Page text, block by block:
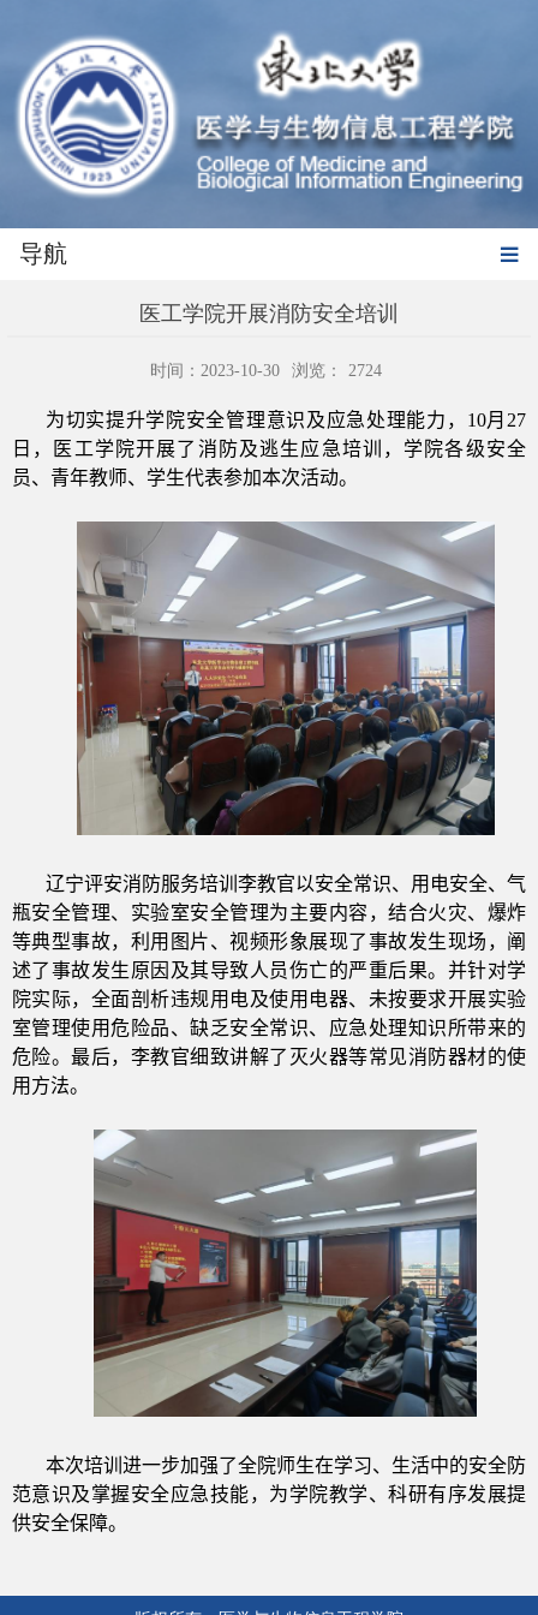
导航
医工学院开展消防安全培训
时间：2023-10-30 浏览： 2724
为切实提升学院安全管理意识及应急处理能力， 10月 27
日，医工学院开展了消防及逃生应急培训，学院各级安全
员、青年教师、学生代表参加本次活动。
辽宁评安消防服务培训李教官以安全常识、用电安全、气
瓶安全管理、实验室安全管理为主要内容，结合火灾、爆炸
等典型事故，利用图片、视频形象展现了事故发生现场，阐
述了事故发生原因及其导致人员伤亡的严重后果。并针对学
院实际，全面剖析违规用电及使用电器、未按要求开展实验
室管理使用危险品、缺乏安全常识、应急处理知识所带来的
危险。最后，李教官细致讲解了灭火器等常见消防器材的使
用方法。
本次培训进一步加强了全院师生在学习、生活中的安全防
范意识及掌握安全应急技能，为学院教学、科研有序发展提
供安全保障。